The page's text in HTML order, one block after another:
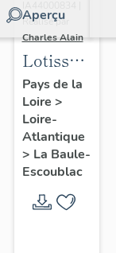
Aperçu
Réalisé par
Charles Alain
concerté
Benoit
Pays de la
Loire >
Loire-
Atlantique
> La Baule-
Escoublac